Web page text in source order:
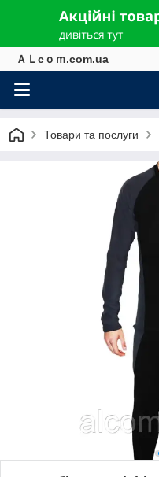
ＡＬcｏｍ.com.ua
Товари та послуги